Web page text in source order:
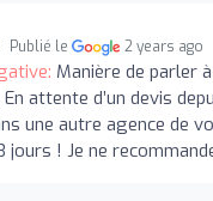
Publié le 2 years ago
Manière de parler
attente d’un devis
une autre agence de
jours ! Je ne